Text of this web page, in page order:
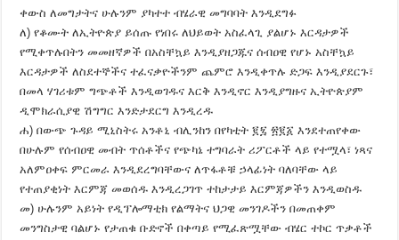
ቀውስ ለመግታትና ሁሉንም ያካተተ ብሄራዊ መግባባት እንዲደግፉ
ለ) የቆሙት ለኢትዮጵያ ይሰጡ የነበሩ ለህይወት አስፈላጊ ያልሆኑ እርዳታዎች
የሚቀጥሉበትን መመዘኛዎች በአስቸኳይ እንዲያዘጋጁና ሰብዐዊ የሆኑ አስቸኳይ
እርዳታዎች ለስደተኞችና ተፈናቃዮችንም ጨምሮ እንዲቀጥሉ ድጋፍ እንዲያደርጉ፣
በመላ ሃገሪቱም ግጭቶች እንዲወገዱና እርቅ እንዲኖር እንዲያግዙና ኢትዮጵያም
ዲሞክራሲያዊ ሽግግር እንድታደርግ እንዲረዱ
ሐ) በውጭ ጉዳይ ሚኒስትሩ አንቶኒ ብሊንከን በየካቲት ፪፯ ፳፪፩ እንደተጠየቀው
በሁሉም የሰብዐዊ መብት ጥሰቶችና የጭካኔ ተግባራት ሪፖርቶች ላይ የተሟላ፣ ነጻና
አለምዐቀፍ ምርመራ እንዲደረግባቸውና ለጥፋቶቹ ኃላፊነት ባለባቸው ላይ
የተጠያቂነት እርምጃ መወሰዱ እንዲረጋገጥ ተከታታይ እርምጃዎችን እንዲወስዱ
መ) ሁሉንም አይነት የዲፕሎማቲክ የልማትና ህጋዊ መንገዶችን በመጠቀም
መንግስታዊ ባልሆኑ የታጠቁ ቡድኖች በቀጣይ የሚፈጽሟቸው ብሄር ተኮር ጥቃቶች